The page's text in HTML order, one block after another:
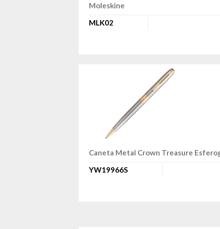
Moleskine
MLK02
Caneta Metal Crown Treasure
YW19966S